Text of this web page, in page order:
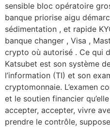
sensible bloc opératoire
banque priorise aigu
sédimentation , et rapide
banque changer , Visa ,
crypto où autorisé . Ce qui
Katsubet est son système
l’information (TI) et son
cryptomonnaie. L’examen
et le soutien financier
accepter, accepter, vivre
prendre le contrôle,